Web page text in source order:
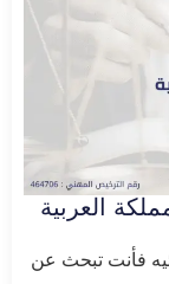
العربية
فأنت تبحث عن